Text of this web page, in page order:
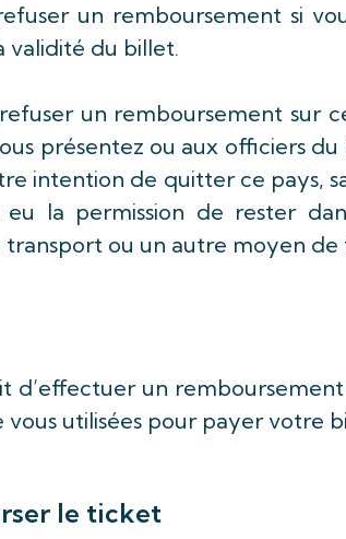
un remboursement si
validité du billet.
un remboursement sur
présentez ou aux officiers
intention de quitter ce pays,
eu la permission de rester
ou un autre moyen de
d’effectuer un
vous utilisées pour payer votre
le ticket